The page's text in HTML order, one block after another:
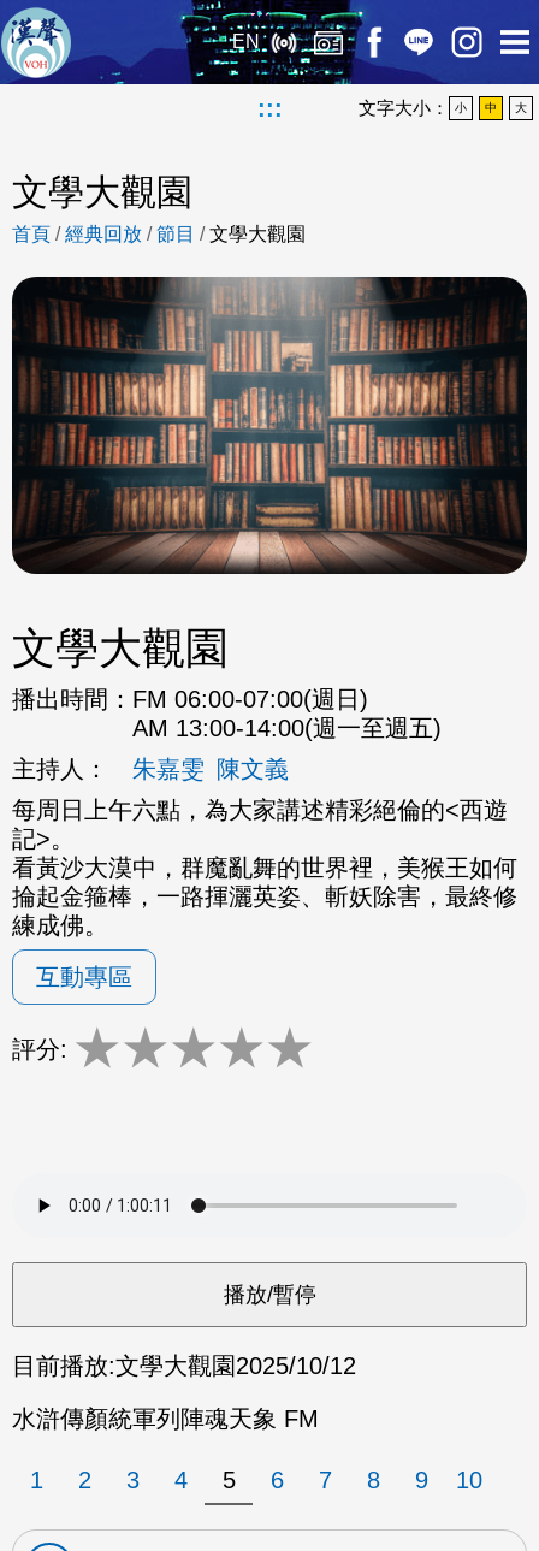
EN
::: 文字大小： 小 中 大
文學大觀園
首頁 /經典回放 /節目 /文學大觀園
文學大觀園
播出時間： FM 06:00-07:00(週日)
AM 13:00-14:00(週一至週五)
主持人：
朱嘉雯 陳文義
每周日上午六點，為大家講述精彩絕倫的<西遊
記>。
看黃沙大漠中，群魔亂舞的世界裡，美猴王如何
掄起金箍棒，一路揮灑英姿、斬妖除害，最終修
練成佛。
互動專區
評分: ★★★★★
目前播放:文學大觀園2025/10/12
水滸傳顏統軍列陣魂天象 FM
1 2 3 4 5 6 7 8 9 10